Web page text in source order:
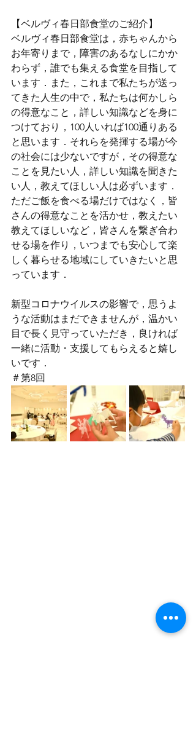
【ベルヴィ春日部食堂のご紹介】
ベルヴィ春日部食堂は，赤ちゃんから
お年寄りまで，障害のあるなしにかか
わらず，誰でも集える食堂を目指して
います．また，これまで私たちが送っ
てきた人生の中で，私たちは何かしら
の得意なこと，詳しい知識などを身に
つけており，100人いれば100通りある
と思います．それらを発揮する場が今
の社会には少ないですが，その得意な
ことを見たい人，詳しい知識を聞きた
い人，教えてほしい人は必ずいます．
ただご飯を食べる場だけではなく，皆
さんの得意なことを活かせ，教えたい
教えてほしいなど，皆さんを繋ぎ合わ
せる場を作り，いつまでも安心して楽
しく暮らせる地域にしていきたいと思
っています．
新型コロナウイルスの影響で，思うよ
うな活動はまだできませんが，温かい
目で長く見守っていただき，良ければ
一緒に活動・支援してもらえると嬉し
いです．
＃第8回